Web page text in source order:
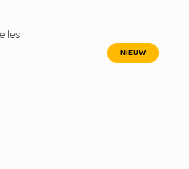
NIEUW